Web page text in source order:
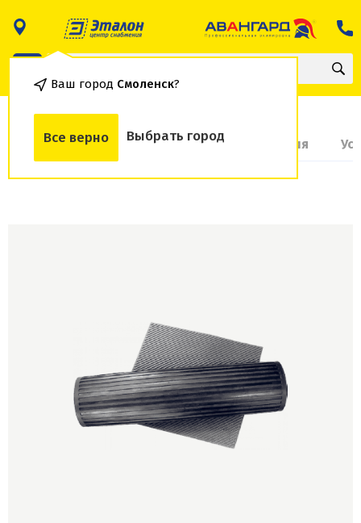
Ваш город Смоленск?
Все верно Выбрать город
О товаре Доставка и оплата Гарантия